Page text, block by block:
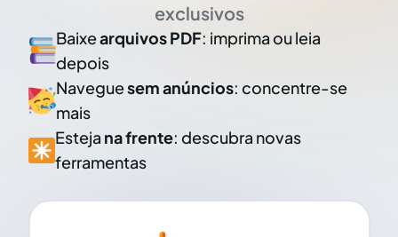
exclusivos
Baixearquivos PDF: imprima ou leia
depois
Naveguesem anúncios: concentre-se
mais
Esteja na frente: descubra novas
ferramentas